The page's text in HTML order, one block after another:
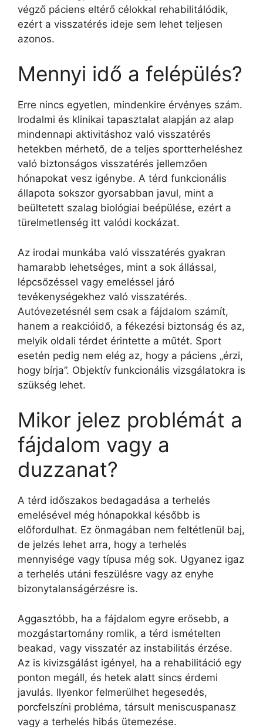
végző páciens eltérő célokkal rehabilitálódik,
ezért a visszatérés ideje sem lehet teljesen
azonos.
Mennyi idő a felépülés?
Erre nincs egyetlen, mindenkire érvényes szám.
Irodalmi és klinikai tapasztalat alapján az alap
mindennapi aktivitáshoz való visszatérés
hetekben mérhető, de a teljes sportterheléshez
való biztonságos visszatérés jellemzően
hónapokat vesz igénybe. A térd funkcionális
állapota sokszor gyorsabban javul, mint a
beültetett szalag biológiai beépülése, ezért a
türelmetlenség itt valódi kockázat.
Az irodai munkába való visszatérés gyakran
hamarabb lehetséges, mint a sok állással,
lépcsőzéssel vagy emeléssel járó
tevékenységekhez való visszatérés.
Autóvezetésnél sem csak a fájdalom számít,
hanem a reakcióidő, a fékezési biztonság és az,
melyik oldali térdet érintette a műtét. Sport
esetén pedig nem elég az, hogy a páciens „érzi,
hogy bírja”. Objektív funkcionális vizsgálatokra is
szükség lehet.
Mikor jelez problémát a
fájdalom vagy a
duzzanat?
A térd időszakos bedagadása a terhelés
emelésével még hónapokkal később is
előfordulhat. Ez önmagában nem feltétlenül baj,
de jelzés lehet arra, hogy a terhelés
mennyisége vagy típusa még sok. Ugyanez igaz
a terhelés utáni feszülésre vagy az enyhe
bizonytalanságérzésre is.
Aggasztóbb, ha a fájdalom egyre erősebb, a
mozgástartomány romlik, a térd ismételten
beakad, vagy visszatér az instabilitás érzése.
Az is kivizsgálást igényel, ha a rehabilitáció egy
ponton megáll, és hetek alatt sincs érdemi
javulás. Ilyenkor felmerülhet hegesedés,
porcfelszíni probléma, társult meniscuspanasz
vagy a terhelés hibás ütemezése.